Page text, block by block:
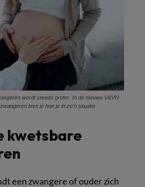
wordt steeds groter. In de nieuwe V&VN-
lees je hoe je in zo'n situatie
kwetsbare
een zwangere of ouder zich